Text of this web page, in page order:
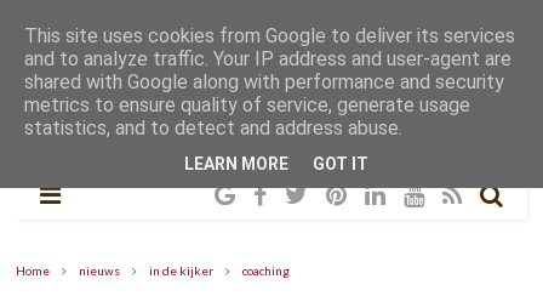
Home nieuws in de kijker coaching
This site uses cookies from Google to deliver its services
and to analyze traffic. Your IP address and user-agent are
shared with Google along with performance and security
metrics to ensure quality of service, generate usage
statistics, and to detect and address abuse.
LEARN MORE GOT IT